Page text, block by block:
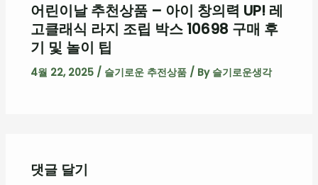
어린이날 추천상품 – 아이 창의력 UP! 레
고클래식 라지 조립 박스 10698 구매 후
기 및 놀이 팁
4월 22, 2025 / 슬기로운 추전상품/ By 슬기로운생각
댓글 달기